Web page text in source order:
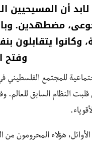
لابد أن المسيحيين
مضطهدين.
وكانوا يتقابلون
وفتح
للمجتمع
النظام السابق للعالم.
هؤلاء المحرومون